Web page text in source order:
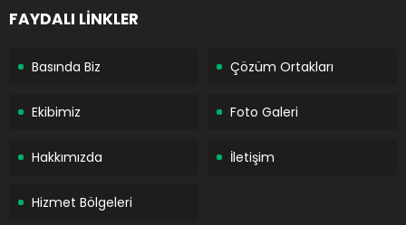
FAYDALI LİNKLER
Basında Biz Çözüm Ortakları
Ekibimiz Foto Galeri
Hakkımızda İletişim
Hizmet Bölgeleri